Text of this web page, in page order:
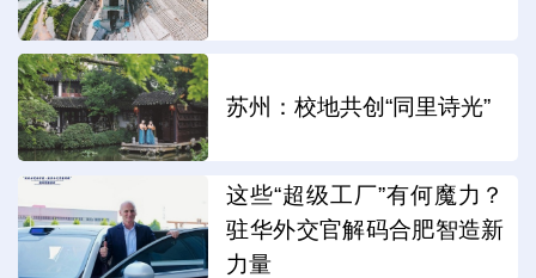
苏州：校地共创“同里诗光”
这些“超级工厂”有何魔力？
驻华外交官解码合肥智造新
力量